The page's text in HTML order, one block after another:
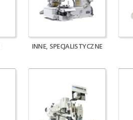
INNE, SPECJALISTYCZNE